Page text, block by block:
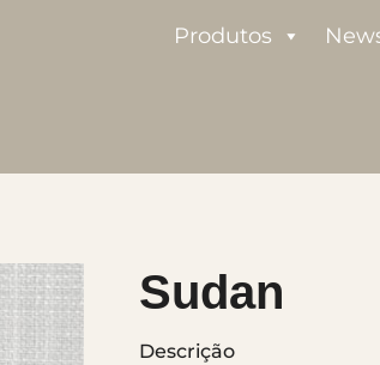
Produtos
Sudan
Descrição